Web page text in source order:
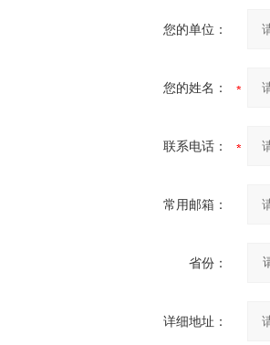
您的单位：
您的姓名：
联系电话：
常用邮箱：
省份：
详细地址：